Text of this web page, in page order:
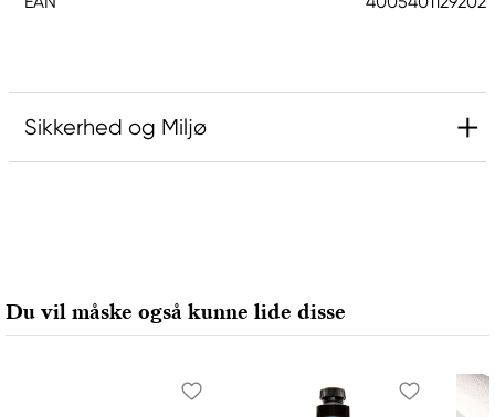
Sikkerhed og Miljø
90546 Stein, Germany
info@Faber-Castell.de
Du vil måske også kunne lide disse